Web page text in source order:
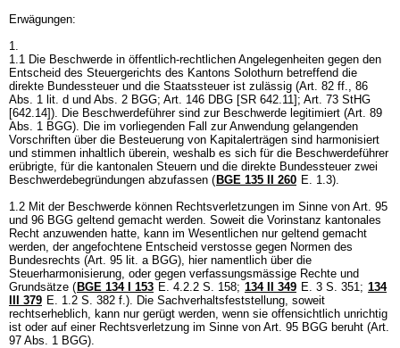
Erwägungen:
1.
1.1 Die Beschwerde in öffentlich-rechtlichen Angelegenheiten gegen den
Entscheid des Steuergerichts des Kantons Solothurn betreffend die
direkte Bundessteuer und die Staatssteuer ist zulässig (Art. 82 ff., 86
Abs. 1 lit. d und Abs. 2 BGG; Art. 146 DBG [SR 642.11]; Art. 73 StHG
[642.14]). Die Beschwerdeführer sind zur Beschwerde legitimiert (Art. 89
Abs. 1 BGG). Die im vorliegenden Fall zur Anwendung gelangenden
Vorschriften über die Besteuerung von Kapitalerträgen sind harmonisiert
und stimmen inhaltlich überein, weshalb es sich für die Beschwerdeführer
erübrigte, für die kantonalen Steuern und die direkte Bundessteuer zwei
Beschwerdebegründungen abzufassen ( BGE 135 II 260 E. 1.3).
1.2 Mit der Beschwerde können Rechtsverletzungen im Sinne von Art. 95
und 96 BGG geltend gemacht werden. Soweit die Vorinstanz kantonales
Recht anzuwenden hatte, kann im Wesentlichen nur geltend gemacht
werden, der angefochtene Entscheid verstosse gegen Normen des
Bundesrechts (Art. 95 lit. a BGG), hier namentlich über die
Steuerharmonisierung, oder gegen verfassungsmässige Rechte und
Grundsätze ( BGE 134 I 153 E. 4.2.2 S. 158; 134 II 349 E. 3 S. 351; 134
III 379 E. 1.2 S. 382 f.). Die Sachverhaltsfeststellung, soweit
rechtserheblich, kann nur gerügt werden, wenn sie offensichtlich unrichtig
ist oder auf einer Rechtsverletzung im Sinne von Art. 95 BGG beruht (Art.
97 Abs. 1 BGG).